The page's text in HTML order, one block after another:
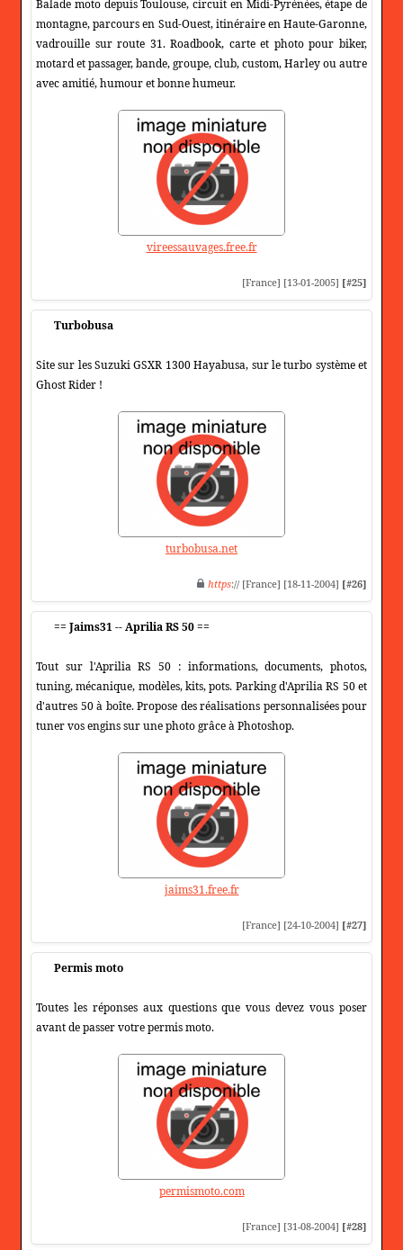
Balade moto depuis Toulouse, circuit en Midi-Pyrénées, étape de
montagne, parcours en Sud-Ouest, itinéraire en Haute-Garonne,
vadrouille sur route 31. Roadbook, carte et photo pour biker,
motard et passager, bande, groupe, club, custom, Harley ou autre
avec amitié, humour et bonne humeur.
vireessauvages.free.fr
[France] [13-01-2005] [#25]
Turbobusa
Site sur les Suzuki GSXR 1300 Hayabusa, sur le turbo système et
Ghost Rider !
turbobusa.net
https:// [France] [18-11-2004] [#26]
== Jaims31 -- Aprilia RS 50 ==
Tout sur l'Aprilia RS 50 : informations, documents, photos,
tuning, mécanique, modèles, kits, pots. Parking d'Aprilia RS 50 et
d'autres 50 à boîte. Propose des réalisations personnalisées pour
tuner vos engins sur une photo grâce à Photoshop.
jaims31.free.fr
[France] [24-10-2004] [#27]
Permis moto
Toutes les réponses aux questions que vous devez vous poser
avant de passer votre permis moto.
permismoto.com
[France] [31-08-2004] [#28]